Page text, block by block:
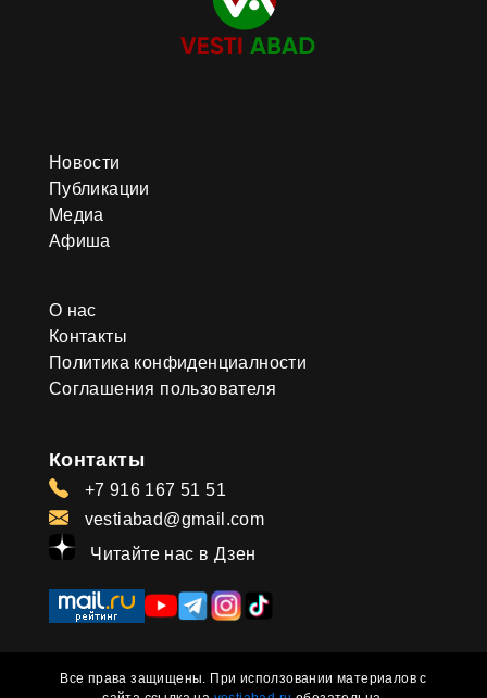
Новости
Публикации
Медиа
Афиша
О нас
Контакты
Политика конфиденциалности
Соглашения пользователя
Контакты
+7 916 167 51 51
vestiabad@gmail.com
Читайте нас в Дзен
Все права защищены. При исползовании материалов с